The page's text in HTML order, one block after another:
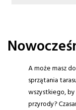
A może masz
sprzątania
wszystkiego,
przyrody?